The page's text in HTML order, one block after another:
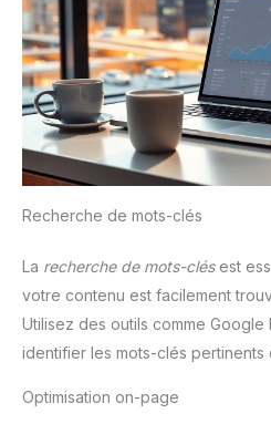
Recherche de mots-clés
La recherche de mots-clésest
votre contenu est facilement
Utilisez des outils comme
identifier les mots-clés
Optimisation on-page